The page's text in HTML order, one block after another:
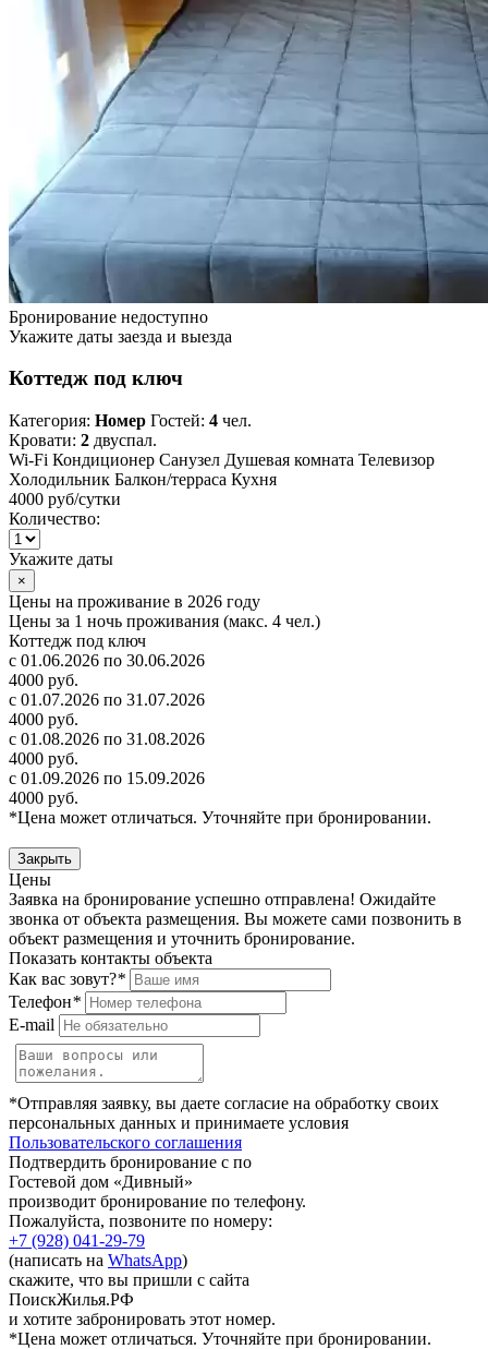
Бронирование недоступно
Укажите даты заезда и выезда
Коттедж под ключ
Категория: Номер Гостей: 4 чел.
Кровати: 2 двуспал.
Wi-Fi Кондиционер Санузел Душевая комната Телевизор
Холодильник Балкон/терраса Кухня
4000 руб/сутки
Количество:
Укажите даты
×
Цены на проживание в 2026 году
Цены за 1 ночь проживания (макс. 4 чел.)
Коттедж под ключ
с 01.06.2026 по 30.06.2026
4000 руб.
с 01.07.2026 по 31.07.2026
4000 руб.
с 01.08.2026 по 31.08.2026
4000 руб.
с 01.09.2026 по 15.09.2026
4000 руб.
*Цена может отличаться. Уточняйте при бронировании.
Закрыть
Цены
Заявка на бронирование успешно отправлена! Ожидайте
звонка от объекта размещения. Вы можете сами позвонить в
объект размещения и уточнить бронирование.
Показать контакты объекта
Как вас зовут?*
Телефон*
E-mail
*Отправляя заявку, вы даете согласие на обработку своих
персональных данных и принимаете условия
Пользовательского соглашения
Подтвердить бронирование с по
Гостевой дом «Дивный»
производит бронирование по телефону.
Пожалуйста, позвоните по номеру:
+7 (928) 041-29-79
(написать на WhatsApp)
скажите, что вы пришли с сайта
ПоискЖилья.РФ
и хотите забронировать этот номер.
*Цена может отличаться. Уточняйте при бронировании.